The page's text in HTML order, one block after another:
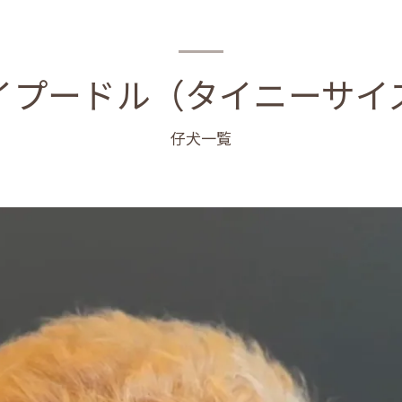
仔犬一覧
プードル（タイニーサイ